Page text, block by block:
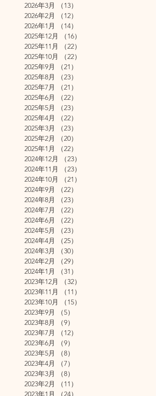
2026年3月
（13）
2026年2月
（12）
2026年1月
（14）
2025年12月
（16）
2025年11月
（22）
2025年10月
（22）
2025年9月
（21）
2025年8月
（23）
2025年7月
（21）
2025年6月
（22）
2025年5月
（23）
2025年4月
（22）
2025年3月
（23）
2025年2月
（20）
2025年1月
（22）
2024年12月
（23）
2024年11月
（23）
2024年10月
（21）
2024年9月
（22）
2024年8月
（23）
2024年7月
（22）
2024年6月
（22）
2024年5月
（23）
2024年4月
（25）
2024年3月
（30）
2024年2月
（29）
2024年1月
（31）
2023年12月
（32）
2023年11月
（11）
2023年10月
（15）
2023年9月
（5）
2023年8月
（9）
2023年7月
（12）
2023年6月
（9）
2023年5月
（8）
2023年4月
（7）
2023年3月
（8）
2023年2月
（11）
2023年1月
（24）